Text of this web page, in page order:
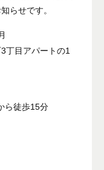
らせです。
丁目アパートの1
ら徒歩15分